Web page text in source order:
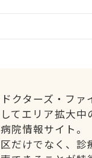
クターズ・ファ
てエリア拡大中
病院情報サイト。
だけでなく、診